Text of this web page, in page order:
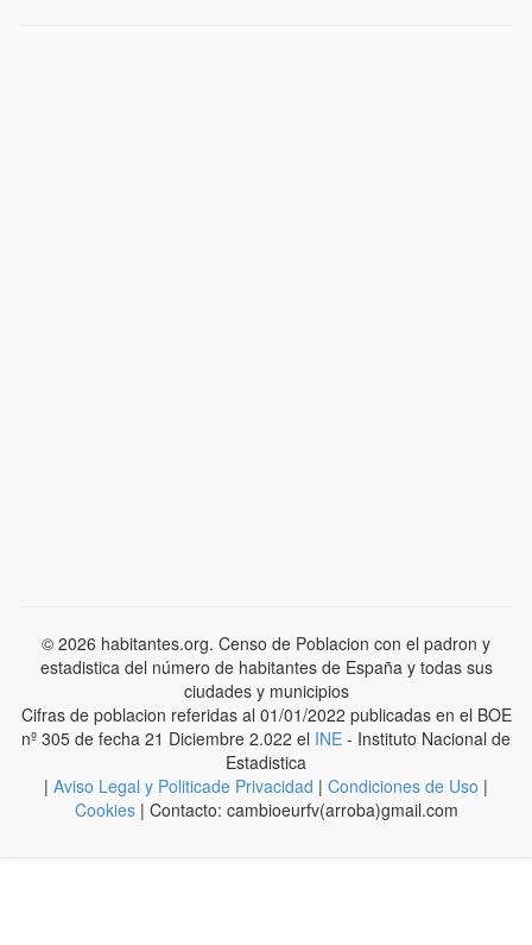
© 2026 habitantes.org. Censo de Poblacion con el padron y
estadistica del número de habitantes de España y todas sus
ciudades y municipios
Cifras de poblacion referidas al 01/01/2022 publicadas en el BOE
nº 305 de fecha 21 Diciembre 2.022 el INE - Instituto Nacional de
Estadistica
| Aviso Legal y Politicade Privacidad | Condiciones de Uso |
Cookies | Contacto: cambioeurfv(arroba)gmail.com